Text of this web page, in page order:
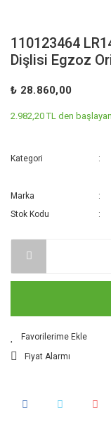
110123464
Dişlisi Egzoz
₺ 28.860,00
2.982,20 TL den
Kategori
Marka
Stok Kodu
Fiyat Alarmı